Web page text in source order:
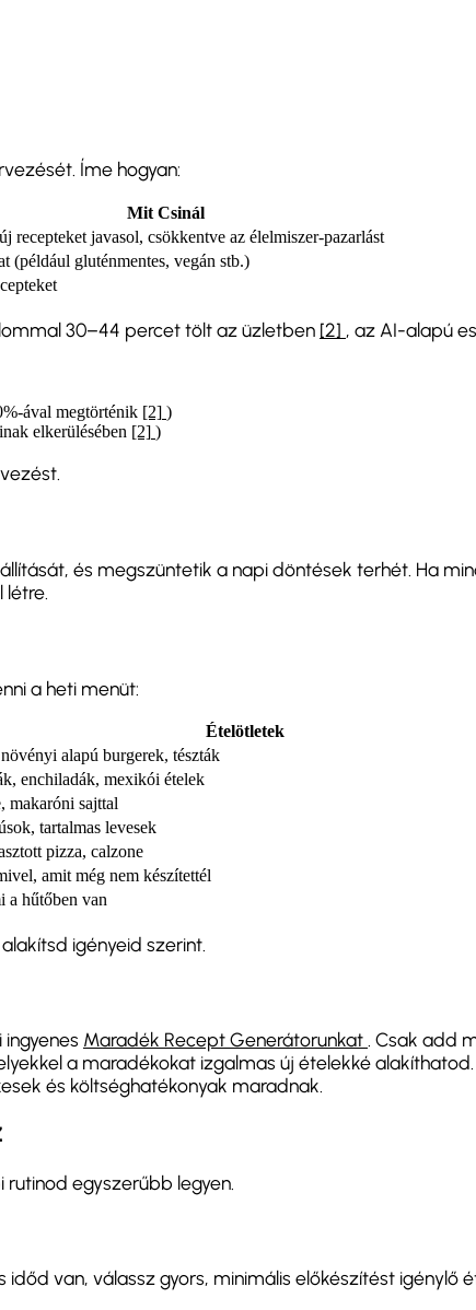
Íme hogyan:
Mit Csinál
recepteket javasol, csökkentve az élelmiszer-pazarlást
(például gluténmentes, vegán stb.)
30–44 percet tölt az üzletben [2] , az AI-alapú
ával megtörténik [2] )
elkerülésében [2] )
és megszüntetik a napi döntések terhét. Ha
létre.
a heti menüt:
Ételötletek
alapú burgerek, tészták
enchiladák, mexikói ételek
makaróni sajttal
tartalmas levesek
pizza, calzone
amit még nem készítettél
a hűtőben van
igényeid szerint.
Maradék Recept Generátorunkat. Csak add
a maradékokat izgalmas új ételekké alakíthatod.
és költséghatékonyak maradnak.
egyszerűbb legyen.
van, válassz gyors, minimális előkészítést igénylő